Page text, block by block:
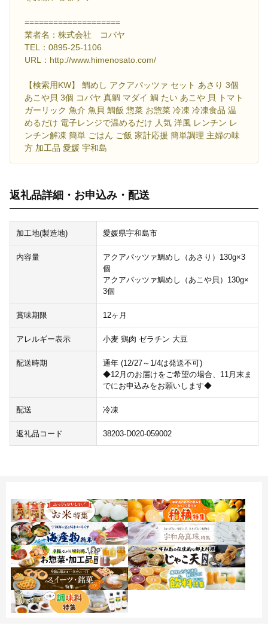
====================
業者名：株式会社 コバヤ
TEL：0895-25-1106
URL：http://www.himenosato.com/
【検索用KW】 鯛めし アクアパッツァ セット あさり 3個
あこや貝 3個 コバヤ 真鯛 マダイ 鯛 たい あこや 貝 トマト
ガーリック 魚介 魚貝 鯛飯 惣菜 お惣菜 冷凍 冷凍食品 温
めるだけ 電子レンジで温めるだけ 人気 洋風 レンチン レ
ンチン解凍 簡単 ごはん ご飯 家計応援 簡単調理 主婦の味
方 加工品 愛媛 宇和島
返礼品詳細・お申込み・配送
加工地(製造地) 愛媛県宇和島市
内容量
アクアパッツァ鯛めし（あさり）130g×3
個
アクアパッツァ鯛めし（あこや貝）130g×
3個
賞味期限 12ヶ月
アレルギー表示 小麦 鶏肉 ゼラチン 大豆
配送時期
通年 (12/27～1/4は発送不可)
◆12月のお届けをご希望の場合、11月末ま
でにお申込みをお願いします◆
配送 冷凍
返礼品コード 38203-D020-059002